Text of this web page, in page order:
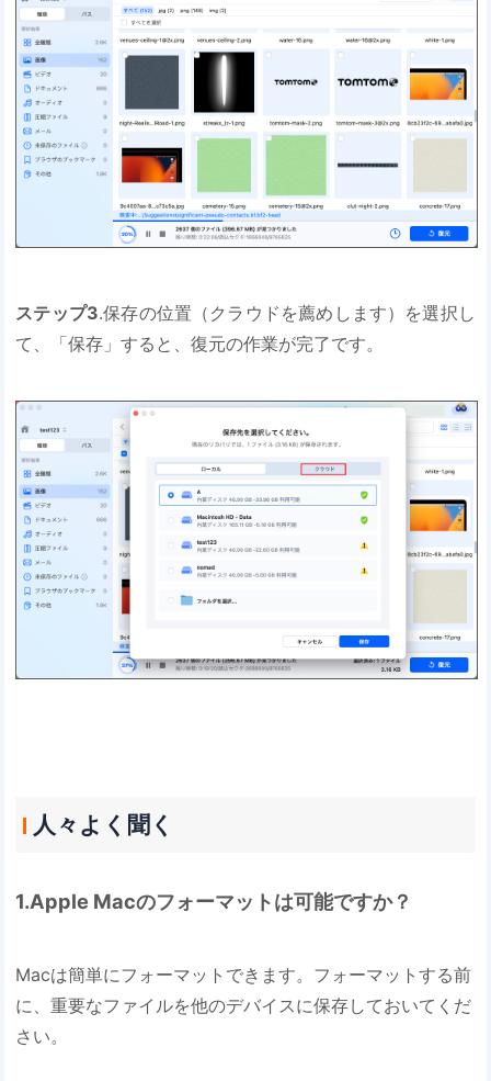
ステップ3.保存の位置（クラウドを薦めします）を選択し
て、「保存」すると、復元の作業が完了です。
人々よく聞く
1.Apple Macのフォーマットは可能ですか？
Macは簡単にフォーマットできます。フォーマットする前
に、重要なファイルを他のデバイスに保存しておいてくだ
さい。